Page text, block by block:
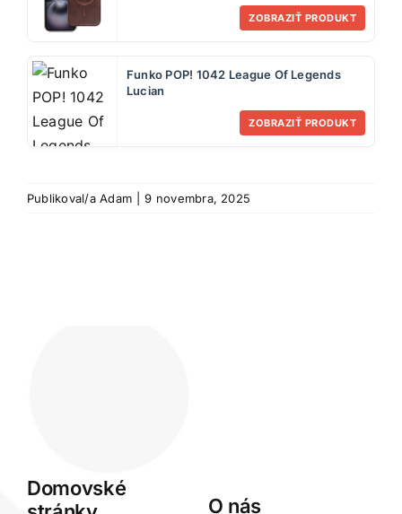
ZOBRAZIŤ PRODUKT
Funko POP! 1042 League Of Legends
Lucian
ZOBRAZIŤ PRODUKT
Publikoval/aAdam 9 novembra, 2025
Domovské
O nás